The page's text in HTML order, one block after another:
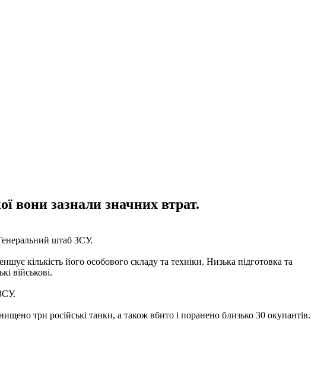
вони зазнали значних втрат.
штаб ЗСУ.
кількість його особового складу та техніки. Низька підготовка та
військові.
три російські танки, а також вбито і поранено близько 30 окупантів.